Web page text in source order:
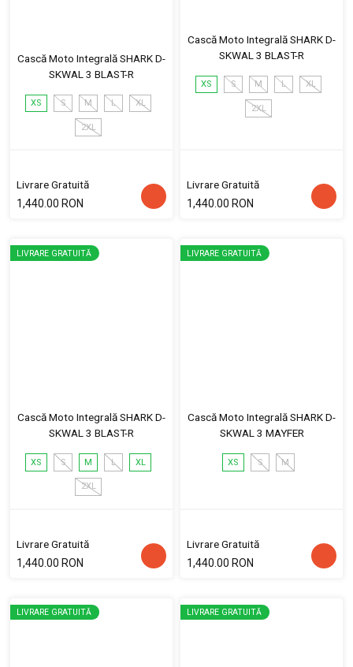
Cască Moto Integrală SHARK D-
SKWAL 3 BLAST-R
XS S M L XL
2XL
Livrare Gratuită
1,440.00 RON
Cască Moto Integrală SHARK D-
SKWAL 3 BLAST-R
XS S M L XL
2XL
Livrare Gratuită
1,440.00 RON
LIVRARE GRATUITĂ
Cască Moto Integrală SHARK D-
SKWAL 3 BLAST-R
XS S M L XL
2XL
Livrare Gratuită
1,440.00 RON
LIVRARE GRATUITĂ
Cască Moto Integrală SHARK D-
SKWAL 3 MAYFER
XS S M
Livrare Gratuită
1,440.00 RON
LIVRARE GRATUITĂ LIVRARE GRATUITĂ